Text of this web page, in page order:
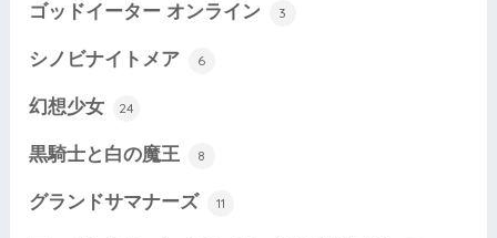
ゴッドイーター オンライン 3
シノビナイトメア 6
幻想少女 24
黒騎士と白の魔王 8
グランドサマナーズ 11